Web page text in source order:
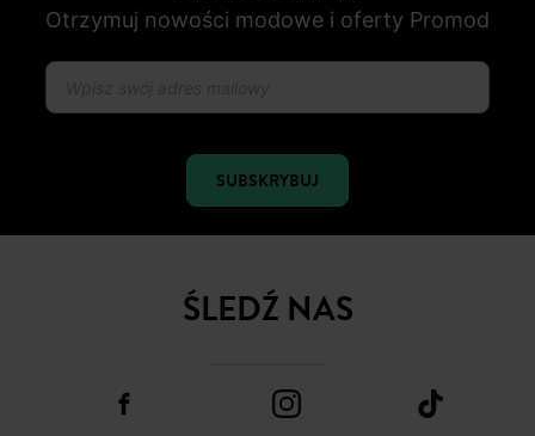
Otrzymuj nowości modowe i oferty Promod
SUBSKRYBUJ
ŚLEDŹ NAS